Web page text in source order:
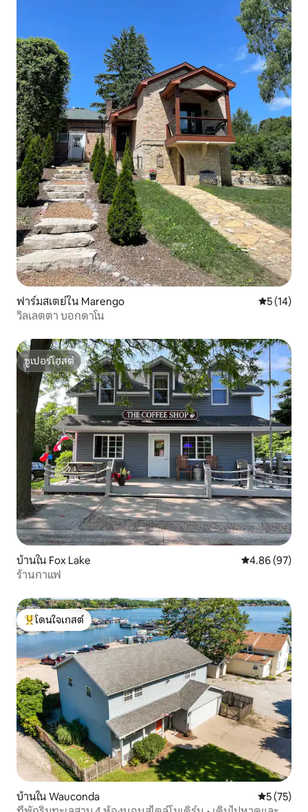
ฟาร์มสเตย์ใน Marengo คะแนนเฉลี่
5 (14)
วิลเลตตา บอกดาโน
ซูเปอร์โฮสต์
ซูเปอร์โฮสต์
บ้านใน Fox Lake คะแนนเฉลี่ย
4.86 (97)
ร้านกาแฟ
โดนใจเกสต์ที่สุด
โดนใจเกสต์
บ้านใน Wauconda คะแนนเฉลี่
5 (75)